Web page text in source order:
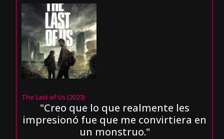
The Last of Us (2023)
"Creo que lo que realmente les
impresionó fue que me convirtiera en
un monstruo."